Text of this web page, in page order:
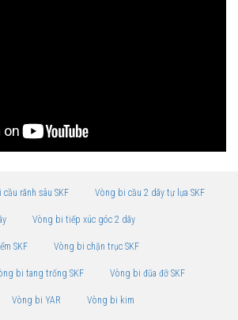
rãnh sâu SKF Vòng bi cầu 2 dãy tự lựa SKF
Vòng bi tiếp xúc góc 2 dãy
SKF Vòng bi chặn trục SKF
bi tang trống SKF Vòng bi đũa đỡ SKF
Vòng bi YAR Vòng bi kim